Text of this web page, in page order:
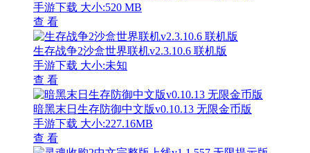
手游下载 大小:520 MB
查 看
生存战争2沙盒世界联机v2.3.10.6 联机版
手游下载 大小:未知
查 看
暗黑末日生存防御中文版v0.10.13 无限金币版
手游下载 大小:227.16MB
查 看